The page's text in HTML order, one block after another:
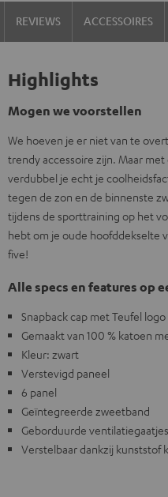
REVIEWS ACCESSOIRES
Highlights
Mogen we voorstellen
We hoeven je er niet van te
trendy accessoire zijn. Maar met
verdubbel je echt je
tegen de zon en de binnenste
tijdens de sporttraining op het
hebt om je oude hoofddekselte
five!
Alle specs en features op
Snapback cap met Teufel logo
Gemaakt van 100 % katoen
Kleur: zwart
Verstevigd paneel
6 panel
Geïntegreerde zweetband
Geborduurde ventilatiegaatjes
Verstelbaar dankzij kunststof